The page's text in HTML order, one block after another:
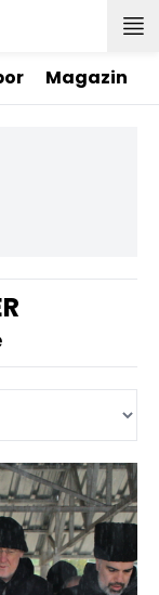
Magazin